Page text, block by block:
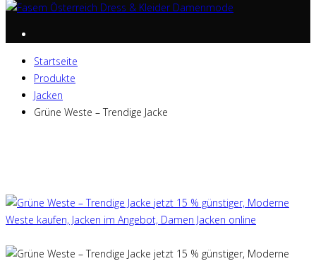
Startseite
Produkte
Jacken
Grüne Weste – Trendige Jacke